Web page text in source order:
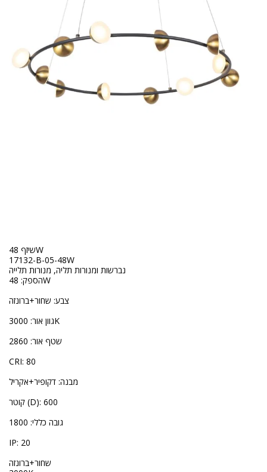
שיזף 48W
17132-B-05-48W
נברשות ומנורות תליה, מנורות תלייה
הספק: 48W
צבע: שחור+ברונזה
גוון אור: 3000K
שטף אור: 2860
CRI: 80
מבנה: דקופיר+אקריל
קוטר (D): 600
גובה כללי: 1800
IP: 20
שחור+ברונזה